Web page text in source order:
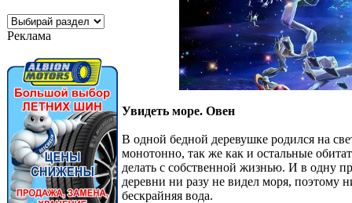
Реклама
Увидеть море. Овен
В одной бедной деревушке родился на
монотонно, так же как и остальные
делать с собственной жизнью. И в одну
деревни ни разу не видел моря, поэтому
бескрайняя вода.